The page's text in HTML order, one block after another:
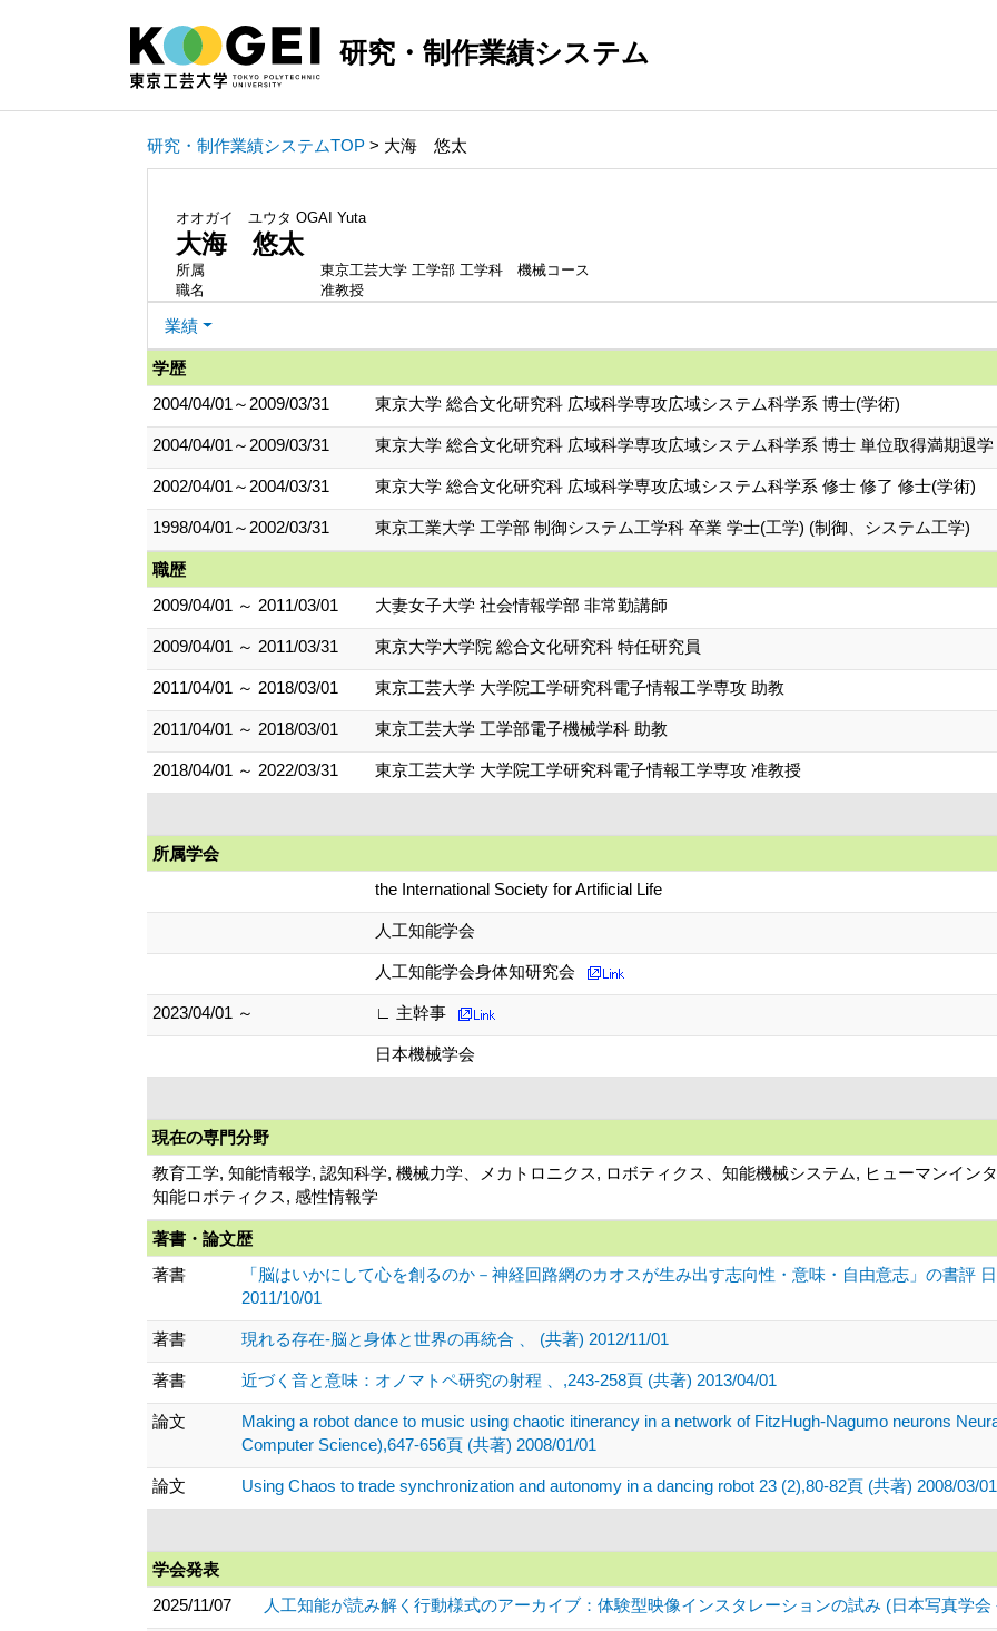
研究・制作業績システム
研究・制作業績システムTOP > 大海 悠太
オオガイ ユウタ OGAI Yuta
大海 悠太
所属
東京工芸大学 工学部 工学科 機械コース
職名
准教授
業績
学歴
2004/04/01～2009/03/31
東京大学 総合文化研究科 広域科学専攻広域システム科学系 博士(学術)
2004/04/01～2009/03/31 東京大学 総合文化研究科 広域科学専攻広域システム科学系 博士 単位取得満期退学
2002/04/01～2004/03/31 東京大学 総合文化研究科 広域科学専攻広域システム科学系 修士 修了 修士(学術)
1998/04/01～2002/03/31 東京工業大学 工学部 制御システム工学科 卒業 学士(工学) (制御、システム工学)
職歴
2009/04/01 ～ 2011/03/01
大妻女子大学 社会情報学部 非常勤講師
2009/04/01 ～ 2011/03/31 東京大学大学院 総合文化研究科 特任研究員
2011/04/01 ～ 2018/03/01 東京工芸大学 大学院工学研究科電子情報工学専攻 助教
2011/04/01 ～ 2018/03/01 東京工芸大学 工学部電子機械学科 助教
2018/04/01 ～ 2022/03/31 東京工芸大学 大学院工学研究科電子情報工学専攻 准教授
所属学会
the International Society for Artificial Life
人工知能学会
人工知能学会身体知研究会
2023/04/01 ～ ∟ 主幹事
日本機械学会
現在の専門分野
教育工学, 知能情報学, 認知科学, 機械力学、メカトロニクス, ロボティクス、知能機械システム, ヒューマンイン
知能ロボティクス, 感性情報学
著書・論文歴
著書
「脳はいかにして心を創るのか－神経回路網のカオスが生み出す志向性・意味・自由意志」の書評
2011/10/01
著書 現れる存在-脳と身体と世界の再統合 、 (共著) 2012/11/01
著書 近づく音と意味：オノマトペ研究の射程 、,243-258頁 (共著) 2013/04/01
論文
Making a robot dance to music using chaotic itinerancy in a network of FitzHugh-Nagumo neurons
Computer Science),647-656頁 (共著) 2008/01/01
論文 Using Chaos to trade synchronization and autonomy in a dancing robot 23 (2),80-82頁 (共著) 2008/03/01
学会発表
2025/11/07
人工知能が読み解く行動様式のアーカイブ：体験型映像インスタレーションの試み (日本写真学